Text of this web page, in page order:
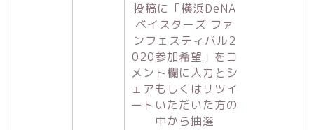
投稿に「横浜DeNA
ベイスターズ ファ
ンフェスティバル2
020参加希望」をコ
メント欄に入力とシ
ェアもしくはリツイ
ートいただいた方の
中から抽選